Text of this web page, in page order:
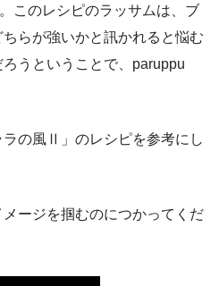
このレシピのラッサムは、ブ
らが強いかと訊かれると悩む
うということで、paruppu
ラの風Ⅱ」のレシピを参考にし
ージを掴むのにつかってくだ